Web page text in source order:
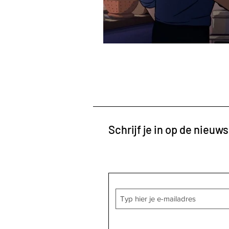
Schrijf je in op de